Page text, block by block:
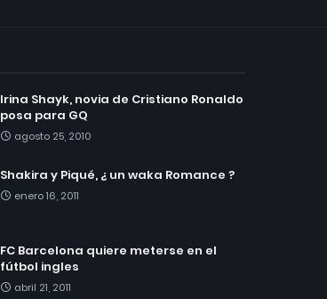
Irina Shayk, novia de Cristiano Ronaldo
posa para GQ
agosto 25, 2010
Shakira y Piqué, ¿ un waka Romance ?
enero 16, 2011
FC Barcelona quiere meterse en el
fútbol ingles
abril 21, 2011